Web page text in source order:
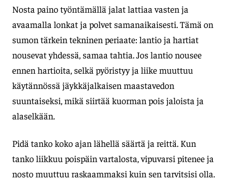
Nosta paino työntämällä jalat lattiaa vasten ja
avaamalla lonkat ja polvet samanaikaisesti. Tämä on
sumon tärkein tekninen periaate: lantio ja hartiat
nousevat yhdessä, samaa tahtia. Jos lantio nousee
ennen hartioita, selkä pyöristyy ja liike muuttuu
käytännössä jäykkäjalkaisen maastavedon
suuntaiseksi, mikä siirtää kuorman pois jaloista ja
alaselkään.
Pidä tanko koko ajan lähellä säärtä ja reittä. Kun
tanko liikkuu poispäin vartalosta, vipuvarsi pitenee ja
nosto muuttuu raskaammaksi kuin sen tarvitsisi olla.